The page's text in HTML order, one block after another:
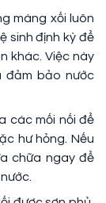
máng xối luôn
sinh định kỳ để
khác. Việc này
đảm bảo nước
các mối nối để
hư hỏng. Nếu
chữa ngay để